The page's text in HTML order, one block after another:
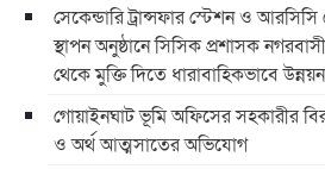
সেকেন্ডারি ট্রান্সফার স্টেশন ও আরসিসি
স্থাপন অনুষ্ঠানে সিসিক প্রশাসক
থেকে মুক্তি দিতে ধারাবাহিকভাবে
গোয়াইনঘাট ভূমি অফিসের সহকারীর
ও অর্থ আত্মসাতের অভিযোগ